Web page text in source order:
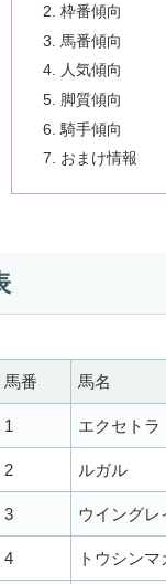
枠番傾向
馬番傾向
人気傾向
脚質傾向
騎手傾向
おまけ情報
馬番 馬名
1 エクセトラ
2 ルガル
3 ウイングレ
4 トウシンマ